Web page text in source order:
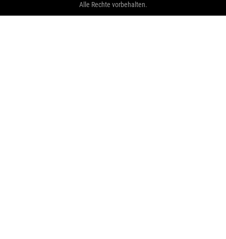
Alle Rechte vorbehalten.